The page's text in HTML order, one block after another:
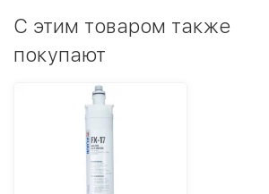
C этим товаром также
покупают